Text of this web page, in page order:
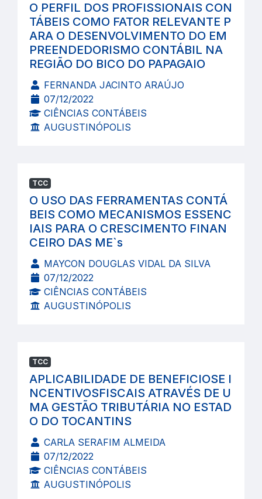
O PERFIL DOS PROFISSIONAIS CON
TÁBEIS COMO FATOR RELEVANTE P
ARA O DESENVOLVIMENTO DO EM
PREENDEDORISMO CONTÁBIL NA
REGIÃO DO BICO DO PAPAGAIO
FERNANDA JACINTO ARAÚJO
07/12/2022
CIÊNCIAS CONTÁBEIS
AUGUSTINÓPOLIS
TCC
O USO DAS FERRAMENTAS CONTÁ
BEIS COMO MECANISMOS ESSENC
IAIS PARA O CRESCIMENTO FINAN
CEIRO DAS ME`s
MAYCON DOUGLAS VIDAL DA SILVA
07/12/2022
CIÊNCIAS CONTÁBEIS
AUGUSTINÓPOLIS
TCC
APLICABILIDADE DE BENEFICIOSE I
NCENTIVOSFISCAIS ATRAVÉS DE U
MA GESTÃO TRIBUTÁRIA NO ESTAD
O DO TOCANTINS
CARLA SERAFIM ALMEIDA
07/12/2022
CIÊNCIAS CONTÁBEIS
AUGUSTINÓPOLIS